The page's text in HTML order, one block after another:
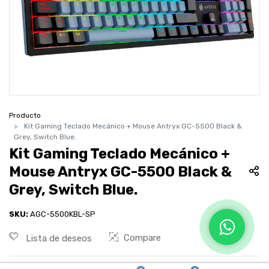
Producto
Kit Gaming Teclado Mecánico + Mouse Antryx GC-5500 Black &
Grey, Switch Blue.
Kit Gaming Teclado Mecánico +
Mouse Antryx GC-5500 Black &
Grey, Switch Blue.
SKU: AGC-5500KBL-SP
Lista de deseos Compare